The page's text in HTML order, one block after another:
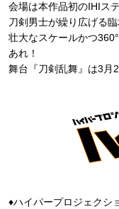
会場は本作品初のIHIス
刀剣男士が繰り広げる
壮大なスケールかつ
あれ！
舞台『刀剣乱舞』は3月
♦ハイパープロジェクシ